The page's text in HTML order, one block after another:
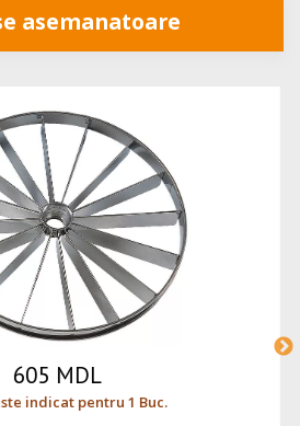
asemanatoare
605 MDL
indicat pentru 1 Buc.